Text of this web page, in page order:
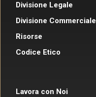
Divisione Legale
Divisione Commerciale
Risorse
Codice Etico
Lavora con Noi